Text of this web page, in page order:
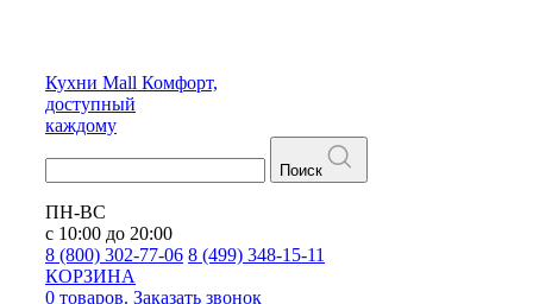
Кухни Mall Комфорт,
доступный
каждому
Поиск
ПН-ВС
с 10:00 до 20:00
8 (800) 302-77-06 8 (499) 348-15-11
КОРЗИНА
0 товаров. Заказать звонок